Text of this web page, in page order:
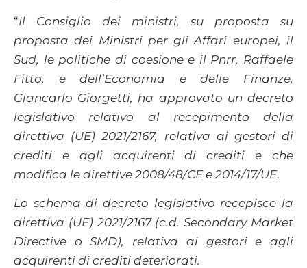
“Il Consiglio dei ministri, su proposta su
proposta dei Ministri per gli Affari europei, il
Sud, le politiche di coesione e il Pnrr, Raffaele
Fitto, e dell’Economia e delle Finanze,
Giancarlo Giorgetti, ha approvato un decreto
legislativo relativo al recepimento della
direttiva (UE) 2021/2167, relativa ai gestori di
crediti e agli acquirenti di crediti e che
modifica le direttive 2008/48/CE e 2014/17/UE.
Lo schema di decreto legislativo recepisce la
direttiva (UE) 2021/2167 (c.d. Secondary Market
Directive o SMD), relativa ai gestori e agli
acquirenti di crediti deteriorati.